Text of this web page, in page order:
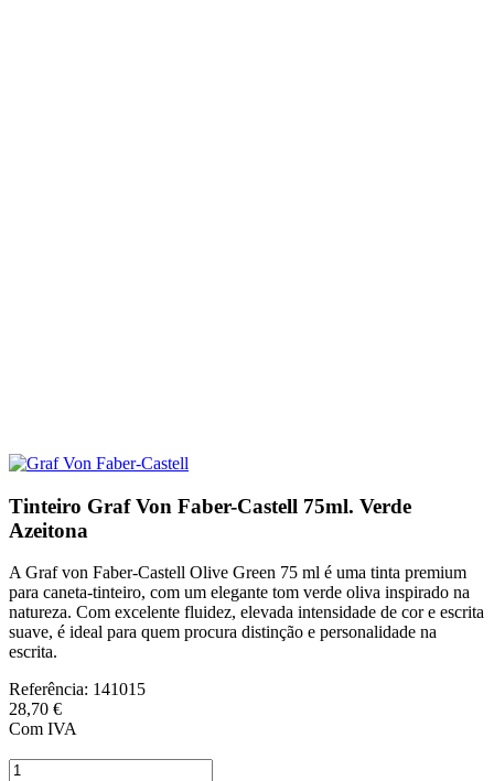
Tinteiro Graf Von Faber-Castell 75ml. Verde
Azeitona
A Graf von Faber-Castell Olive Green 75 ml é uma tinta premium
para caneta-tinteiro, com um elegante tom verde oliva inspirado na
natureza. Com excelente fluidez, elevada intensidade de cor e escrita
suave, é ideal para quem procura distinção e personalidade na
escrita.
Referência: 141015
28,70 €
Com IVA